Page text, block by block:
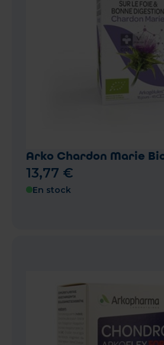
Arko Chardon Marie
13,77 €
En stock